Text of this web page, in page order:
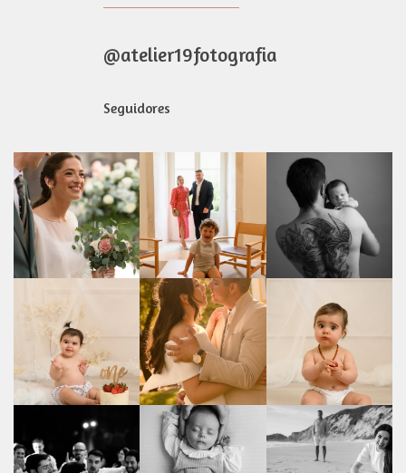
@atelier19fotografia
Seguidores